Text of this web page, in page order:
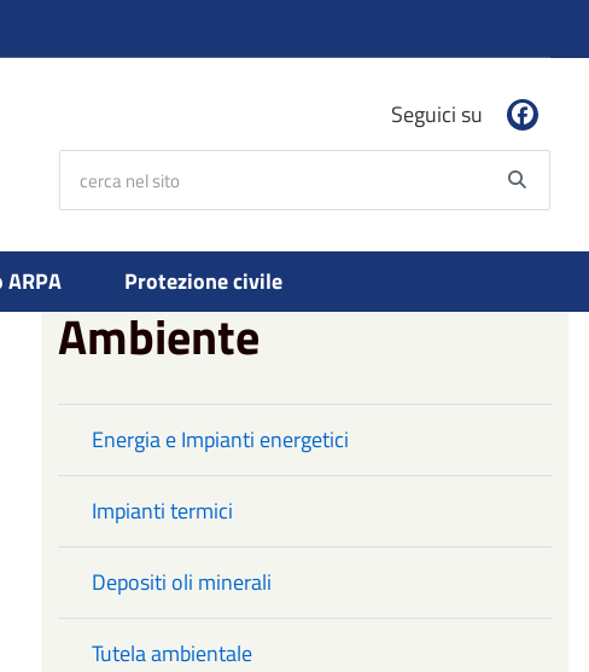
Seguici su
Protezione civile
Ambiente
Energia e Impianti energetici
Impianti termici
Depositi oli minerali
Tutela ambientale